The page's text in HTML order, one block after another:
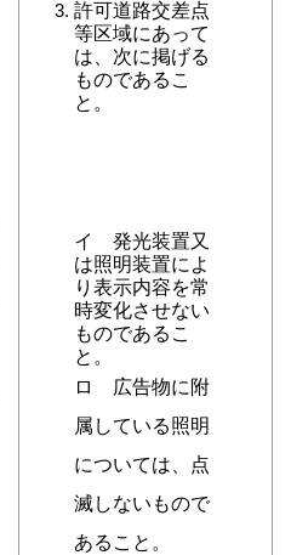
許可道路交差点
等区域にあって
は、次に掲げる
ものであるこ
と。
イ 発光装置又
は照明装置によ
り表示内容を常
時変化させない
ものであるこ
と。
ロ 広告物に附
属している照明
については、点
滅しないもので
あること。